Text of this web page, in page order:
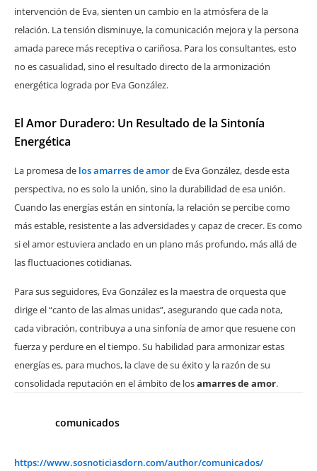
intervención de Eva, sienten un cambio en la atmósfera de la
relación. La tensión disminuye, la comunicación mejora y la persona
amada parece más receptiva o cariñosa. Para los consultantes, esto
no es casualidad, sino el resultado directo de la armonización
energética lograda por Eva González.
El Amor Duradero: Un Resultado de la Sintonía
Energética
La promesa de los amarres de amorde Eva González, desde esta
perspectiva, no es solo la unión, sino la durabilidad de esa unión.
Cuando las energías están en sintonía, la relación se percibe como
más estable, resistente a las adversidades y capaz de crecer. Es como
si el amor estuviera anclado en un plano más profundo, más allá de
las fluctuaciones cotidianas.
Para sus seguidores, Eva González es la maestra de orquesta que
dirige el “canto de las almas unidas”, asegurando que cada nota,
cada vibración, contribuya a una sinfonía de amor que resuene con
fuerza y perdure en el tiempo. Su habilidad para armonizar estas
energías es, para muchos, la clave de su éxito y la razón de su
consolidada reputación en el ámbito de losamarres de amor.
comunicados
https://www.sosnoticiasdorn.com/author/comunicados/